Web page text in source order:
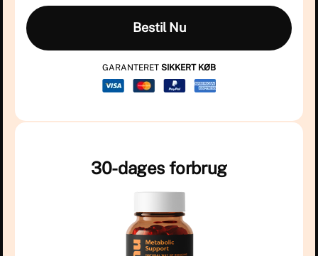
30-dages forbrug
Bestil Nu
GARANTERET SIKKERT KØB